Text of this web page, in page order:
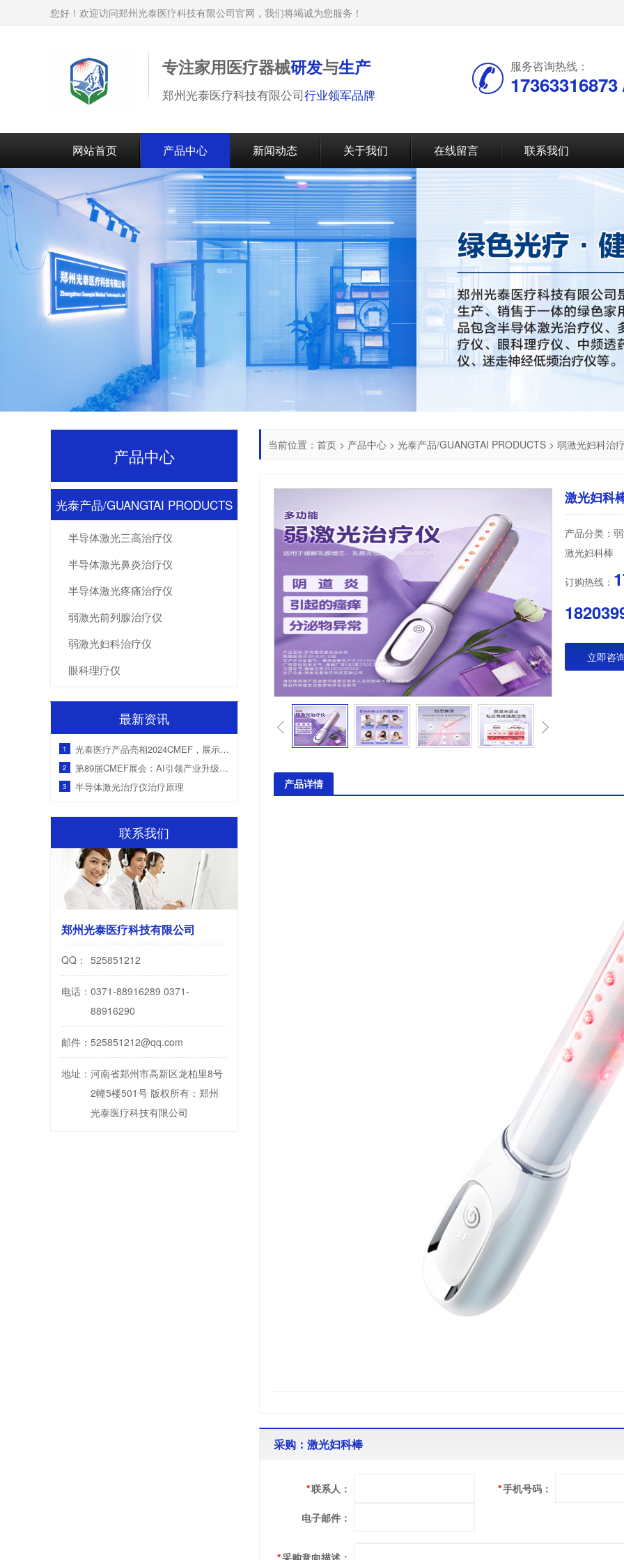
您好！欢迎访问郑州光泰医疗科技有限公司官网，我们将竭诚为您服务！
专注家用医疗器械研发与生产
郑州光泰医疗科技有限公司行业领军品牌
服务咨询热线：
网站首页 产品中心 新闻动态 关于我们 在线留言 联系我们
当前位置： 首页 > 产品中心 > 光泰产品/GUANGTAI PRODUCTS > 弱激光妇科治
激光妇科
产品分类：
激光妇科棒
订购热线：
立即咨
产品详情
采购：激光妇科棒
*联系人： *手机号码：
电子邮件：
*采购意向描述：
产品中心
光泰产品/GUANGTAI PRODUCTS
半导体激光三高治疗仪
半导体激光鼻炎治疗仪
半导体激光疼痛治疗仪
弱激光前列腺治疗仪
弱激光妇科治疗仪
眼科理疗仪
最新资讯
1 光泰医疗产品亮相2024CMEF，展示创新慢病管理解决方案
2 第89届CMEF展会：AI引领产业升级，国产医疗设备获海外客户青睐
3 半导体激光治疗仪治疗原理
联系我们
郑州光泰医疗科技有限公司
QQ： 525851212
电话： 0371-88916289 0371-
88916290
邮件： 525851212@qq.com
地址： 河南省郑州市高新区龙柏里8号
2幢5楼501号 版权所有：郑州
光泰医疗科技有限公司